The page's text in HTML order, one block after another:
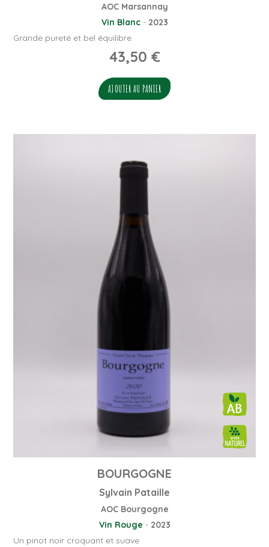
AOC Marsannay
Vin Blanc- 2023
Grande pureté et bel équilibre
43,50 €
AJOUTER AU PANIER
BOURGOGNE
Sylvain Pataille
AOC Bourgogne
Vin Rouge - 2023
Un pinot noir croquant et suave